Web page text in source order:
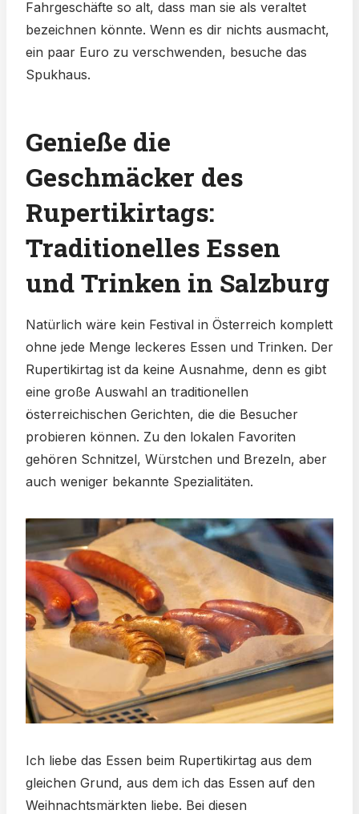
Fahrgeschäfte so alt, dass man sie als veraltet
bezeichnen könnte. Wenn es dir nichts ausmacht,
ein paar Euro zu verschwenden, besuche das
Spukhaus.
Genieße die
Geschmäcker des
Rupertikirtags:
Traditionelles Essen
und Trinken in Salzburg
Natürlich wäre kein Festival in Österreich komplett
ohne jede Menge leckeres Essen und Trinken. Der
Rupertikirtag ist da keine Ausnahme, denn es gibt
eine große Auswahl an traditionellen
österreichischen Gerichten, die die Besucher
probieren können. Zu den lokalen Favoriten
gehören Schnitzel, Würstchen und Brezeln, aber
auch weniger bekannte Spezialitäten.
Ich liebe das Essen beim Rupertikirtag aus dem
gleichen Grund, aus dem ich das Essen auf den
Weihnachtsmärkten liebe. Bei diesen